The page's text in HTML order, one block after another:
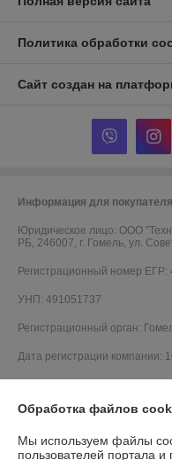
Политика обработки
Сайт создан на
Информация для покупателя
Юридическое лицо: ООО
РБ, 246007, г. Гомель, ул.
Регистрационный номер ЕГР:
УНП: 491051737
Регистрационный орган:
Дата регистрации компании:
Обработка файлов
Мы используем файлы
пользователей портала